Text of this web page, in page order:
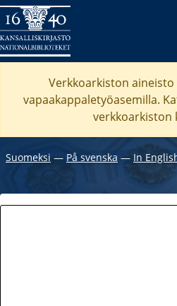
Verkkoarkiston
vapaakappaletyöasemilla.
verkkoarkiston
Suomeksi ― På svenska ― In